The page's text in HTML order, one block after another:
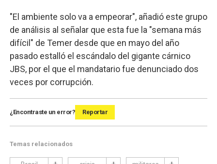
"El ambiente solo va a empeorar", añadió este grupo
de análisis al señalar que esta fue la "semana más
difícil" de Temer desde que en mayo del año
pasado estalló el escándalo del gigante cárnico
JBS, por el que el mandatario fue denunciado dos
veces por corrupción.
¿Encontraste un error? Reportar
Temas relacionados